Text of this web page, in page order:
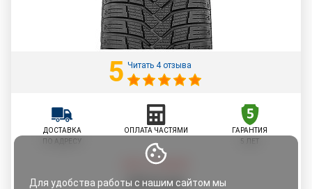
Для удобства работы с нашим сайтом мы
5 Читать 4 отзыва
ДОСТАВКА
ПО АДРЕСУ
ОПЛАТА ЧАСТЯМИ
ГАРАНТИЯ
5 ЛЕТ
Цена со скидкой:
197,57руб.